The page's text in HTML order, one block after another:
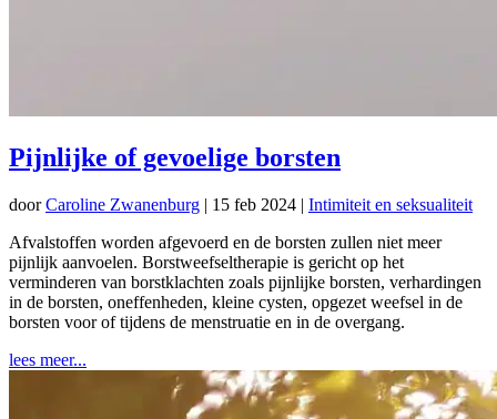
Pijnlijke of gevoelige borsten
doorCaroline Zwanenburg | 15 feb 2024 | Intimiteit en seksualiteit
Afvalstoffen worden afgevoerd en de borsten zullen niet meer
pijnlijk aanvoelen. Borstweefseltherapie is gericht op het
verminderen van borstklachten zoals pijnlijke borsten, verhardingen
in de borsten, oneffenheden, kleine cysten, opgezet weefsel in de
borsten voor of tijdens de menstruatie en in de overgang.
lees meer...